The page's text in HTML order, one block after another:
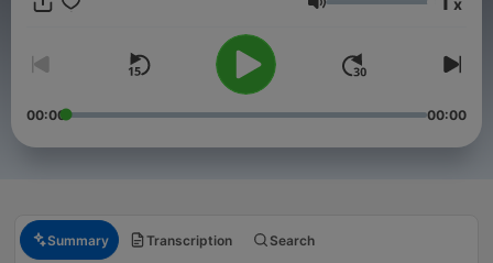
Volume
00:00 00:00
Summary Transcription Search